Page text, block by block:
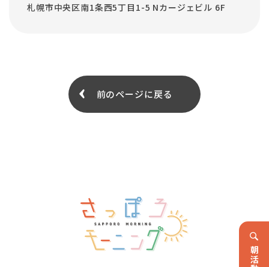
札幌市中央区南1条西5丁目1-5 Nカージェビル 6F
前のページに戻る